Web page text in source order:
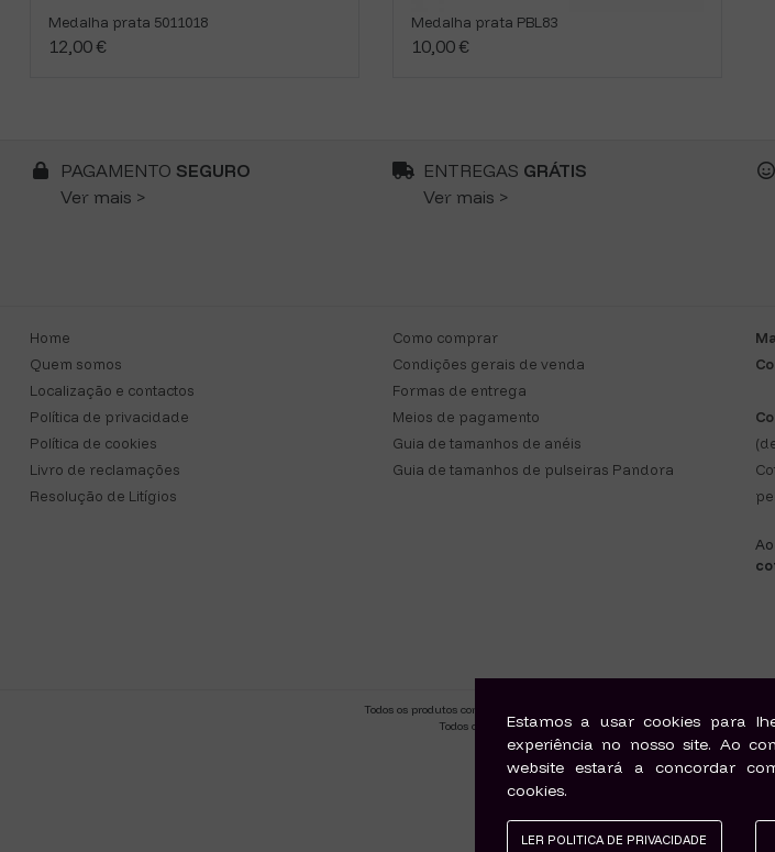
Medalha prata 5011018
12,00 €
Medalha prata PBL83
10,00 €
PAGAMENTO SEGURO
Ver mais >
ENTREGAS GRÁTIS
Ver mais >
Home
Quem somos
Localização e contactos
Política de privacidade
Política de cookies
Livro de reclamações
Resolução de Litígios
Como comprar
Condições gerais de venda
Formas de entrega
Meios de pagamento
Guia de tamanhos de anéis
Guia de tamanhos de pulseiras Pandora
Todos os produtos comercializados pela Joalharia Dama D'Ouro são
Todos os produtos comercializados Joalharia Dama D'Ouro
CAE 47770.Titulo de actividade
©2018 Maria João & Pires Lda. |
Estamos a usar cookies para
experiência no nosso site. Ao
website estará a concordar
cookies.
LER POLITICA DE PRIVACIDADE